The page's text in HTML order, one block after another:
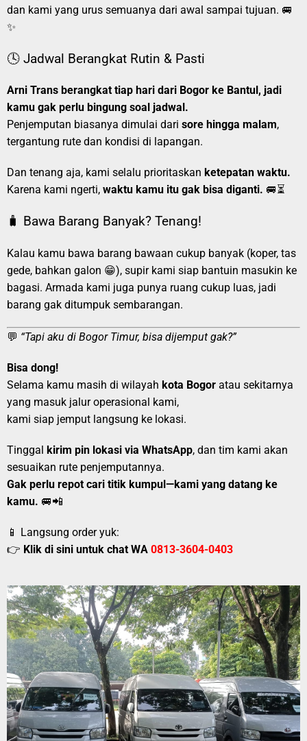
dan kami yang urus semuanya dari awal sampai tujuan. 🚐
✨
🕓 Jadwal Berangkat Rutin & Pasti
Arni Trans berangkat tiap hari dari Bogor ke Bantul, jadi
kamu gak perlu bingung soal jadwal.
Penjemputan biasanya dimulai dari sore hingga malam,
tergantung rute dan kondisi di lapangan.
Dan tenang aja, kami selalu prioritaskan ketepatan waktu.
Karena kami ngerti, waktu kamu itu gak bisa diganti. 🚐⏳
🧳 Bawa Barang Banyak? Tenang!
Kalau kamu bawa barang bawaan cukup banyak (koper, tas
gede, bahkan galon 😁), supir kami siap bantuin masukin ke
bagasi. Armada kami juga punya ruang cukup luas, jadi
barang gak ditumpuk sembarangan.
💬 “Tapi aku di Bogor Timur, bisa dijemput gak?”
Bisa dong!
Selama kamu masih di wilayah kota Bogor atau sekitarnya
yang masuk jalur operasional kami,
kami siap jemput langsung ke lokasi.
Tinggal kirim pin lokasi via WhatsApp, dan tim kami akan
sesuaikan rute penjemputannya.
Gak perlu repot cari titik kumpul—kami yang datang ke
kamu. 🚐📲
📱 Langsung order yuk:
👉 Klik di sini untuk chat WA 0813-3604-0403